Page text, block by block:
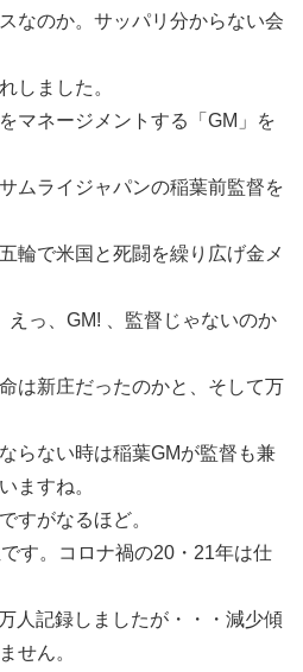
なのか。サッパリ分からない会
しました。
マネージメントする「GM」を
ムライジャパンの稲葉前監督を
輪で米国と死闘を繰り広げ金メ
えっ、GM! 、監督じゃないのか
は新庄だったのかと、そして万
らない時は稲葉GMが監督も兼
ますね。
すがなるほど。
す。コロナ禍の20・21年は仕
人記録しましたが・・・減少傾
せん。